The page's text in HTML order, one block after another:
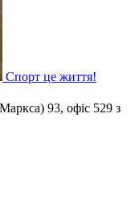
Спорт це життя!
93, офіс 529 з